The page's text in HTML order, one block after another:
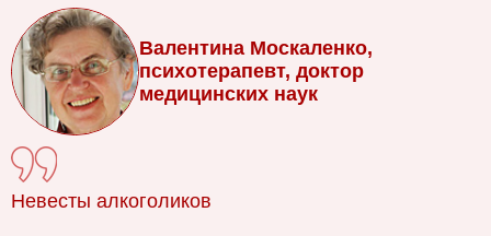
Валентина Москаленко,
психотерапевт, доктор
медицинских наук
Невесты алкоголиков